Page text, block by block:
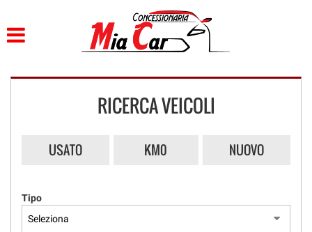
ASSISTENZA
RICERCA VEICOLI
USATO KM0 NUOVO
Tipo